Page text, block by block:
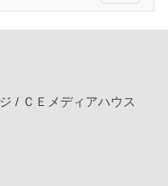
/ ＣＥメディアハウス